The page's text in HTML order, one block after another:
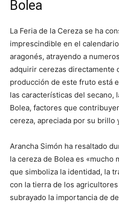
Bolea
La Feria de la Cereza se ha
imprescindible en el
aragonés, atrayendo a
adquirir cerezas directamente
producción de este fruto está
las características del secano,
Bolea, factores que
cereza, apreciada por su brillo
Arancha Simón ha resaltado
la cereza de Bolea es «mucho
que simboliza la identidad, la
con la tierra de los
subrayado la importancia de